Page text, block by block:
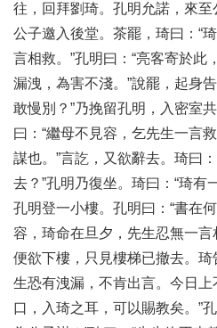
往，回拜劉琦。孔明允諾，來至
公子邀入後堂。茶罷，琦曰：“
言相救。”孔明曰：“亮客寄於此
漏洩，為害不淺。”說罷，起身
敢慢別？”乃挽留孔明，入密室
曰：“繼母不見容，乞先生一言
謀也。”言訖，又欲辭去。琦曰
去？”孔明乃復坐。琦曰：“琦有
孔明登一小樓。孔明曰：“書在
容，琦命在旦夕，先生忍無一言
便欲下樓，只見樓梯已撤去。琦
生恐有洩漏，不肯出言。今日
口，入琦之耳，可以賜教矣。”